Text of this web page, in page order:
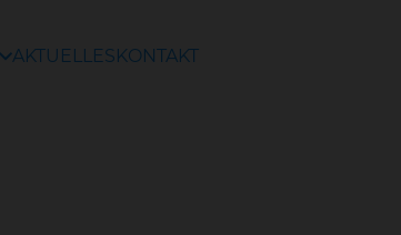
AKTUELLESKONTAKT